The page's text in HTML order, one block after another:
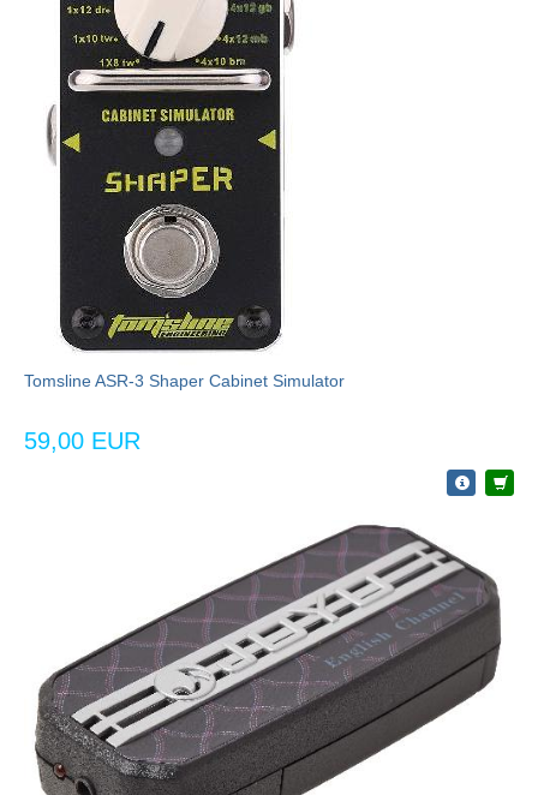
Tomsline ASR-3 Shaper Cabinet Simulator
59,00 EUR